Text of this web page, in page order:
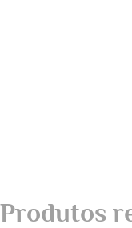
Produtos